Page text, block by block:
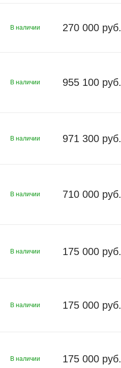
В наличии 270 000 руб.
В наличии 955 100 руб.
В наличии 971 300 руб.
В наличии 710 000 руб.
В наличии 175 000 руб.
В наличии 175 000 руб.
В наличии 175 000 руб.